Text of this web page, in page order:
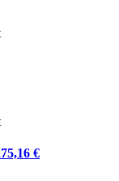
€